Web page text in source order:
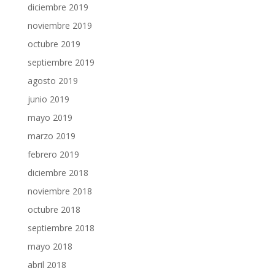
diciembre 2019
noviembre 2019
octubre 2019
septiembre 2019
agosto 2019
junio 2019
mayo 2019
marzo 2019
febrero 2019
diciembre 2018
noviembre 2018
octubre 2018
septiembre 2018
mayo 2018
abril 2018